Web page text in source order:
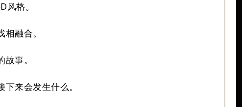
格。
融合。
事。
来会发生什么。